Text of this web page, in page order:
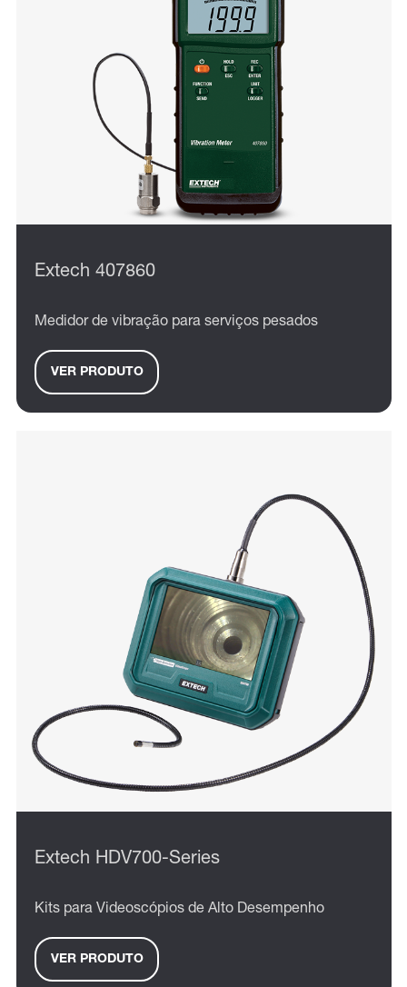
Extech 407860
Medidor de vibração para serviços pesados
VER PRODUTO
Extech HDV700-Series
Kits para Videoscópios de Alto Desempenho
VER PRODUTO